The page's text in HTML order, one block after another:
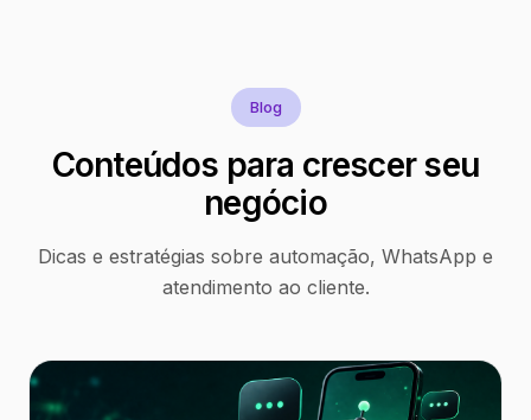
Blog
Conteúdos para crescer seu
negócio
Dicas e estratégias sobre automação, WhatsApp e
atendimento ao cliente.